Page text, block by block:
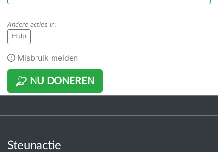
NU DONEREN
Andere acties in:
Hulp
Misbruik melden
Steunactie